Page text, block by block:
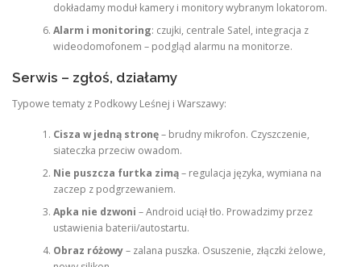
dokładamy moduł kamery i monitory wybranym lokatorom.
Alarm i monitoring: czujki, centrale Satel, integracja z
wideodomofonem – podgląd alarmu na monitorze.
Serwis – zgłoś, działamy
Typowe tematy z Podkowy Leśnej i Warszawy:
Cisza w jedną stronę– brudny mikrofon. Czyszczenie,
siateczka przeciw owadom.
Nie puszcza furtka zimą– regulacja języka, wymiana na
zaczep z podgrzewaniem.
Apka nie dzwoni – Android uciął tło. Prowadzimy przez
ustawienia baterii/autostartu.
Obraz różowy– zalana puszka. Osuszenie, złączki żelowe,